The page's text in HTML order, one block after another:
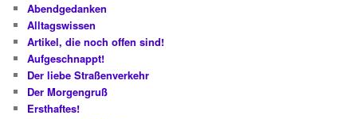
Abendgedanken
Alltagswissen
Artikel, die noch offen sind!
Aufgeschnappt!
Der liebe Straßenverkehr
Der Morgengruß
Ersthaftes!